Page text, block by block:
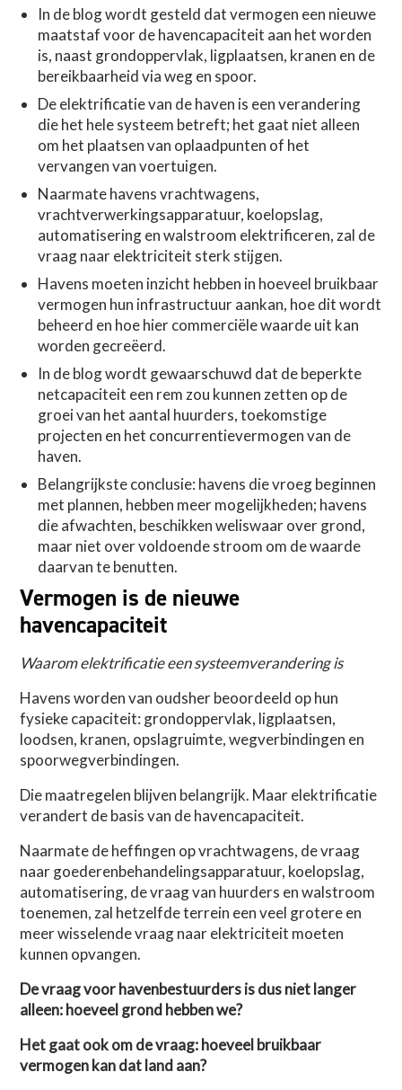
In de blog wordt gesteld dat vermogen een nieuwe
maatstaf voor de havencapaciteit aan het worden
is, naast grondoppervlak, ligplaatsen, kranen en de
bereikbaarheid via weg en spoor.
De elektrificatie van de haven is een verandering
die het hele systeem betreft; het gaat niet alleen
om het plaatsen van oplaadpunten of het
vervangen van voertuigen.
Naarmate havens vrachtwagens,
vrachtverwerkingsapparatuur, koelopslag,
automatisering en walstroom elektrificeren, zal de
vraag naar elektriciteit sterk stijgen.
Havens moeten inzicht hebben in hoeveel bruikbaar
vermogen hun infrastructuur aankan, hoe dit wordt
beheerd en hoe hier commerciële waarde uit kan
worden gecreëerd.
In de blog wordt gewaarschuwd dat de beperkte
netcapaciteit een rem zou kunnen zetten op de
groei van het aantal huurders, toekomstige
projecten en het concurrentievermogen van de
haven.
Belangrijkste conclusie: havens die vroeg beginnen
met plannen, hebben meer mogelijkheden; havens
die afwachten, beschikken weliswaar over grond,
maar niet over voldoende stroom om de waarde
daarvan te benutten.
Vermogen is de nieuwe
havencapaciteit
Waarom elektrificatie een systeemverandering is
Havens worden van oudsher beoordeeld op hun
fysieke capaciteit: grondoppervlak, ligplaatsen,
loodsen, kranen, opslagruimte, wegverbindingen en
spoorwegverbindingen.
Die maatregelen blijven belangrijk. Maar elektrificatie
verandert de basis van de havencapaciteit.
Naarmate de heffingen op vrachtwagens, de vraag
naar goederenbehandelingsapparatuur, koelopslag,
automatisering, de vraag van huurders en walstroom
toenemen, zal hetzelfde terrein een veel grotere en
meer wisselende vraag naar elektriciteit moeten
kunnen opvangen.
De vraag voor havenbestuurders is dus niet langer
alleen: hoeveel grond hebben we?
Het gaat ook om de vraag: hoeveel bruikbaar
vermogen kan dat land aan?